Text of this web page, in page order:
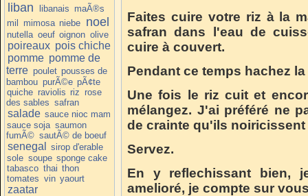
liban libanais maÃ®s
mil mimosa niebe noel
nutella oeuf oignon olive
poireaux pois chiche
pomme pomme de
terre poulet pousses de
bambou purÃ©e pÃ¢te
quiche raviolis riz rose
des sables safran
salade sauce nioc mam
sauce soja saumon
fumÃ© sautÃ© de boeuf
senegal
sirop d'erable
sole soupe sponge cake
tabasco thai thon
tomates vin yaourt
zaatar
Faites cuire votre riz à la
safran dans l'eau de
cuire à couvert.
Pendant ce temps hachez
Une fois le riz cuit et
mélangez. J'ai préféré ne
de crainte qu'ils noiricissent
Servez.
En y reflechissant bien,
amelioré, je compte sur